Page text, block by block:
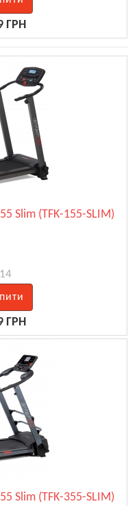
ГРН
Slim (TFK-155-SLIM)
ГРН
Slim (TFK-355-SLIM)